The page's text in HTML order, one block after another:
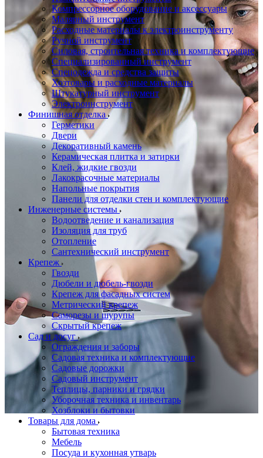
Компрессорное оборудование и аксессуары
Малярный инструмент
Расходные материалы к электроинструменту
Ручной инструмент
Силовая, строительная техника и комплектующие
Специализированный инструмент
Спецодежда и средства защиты
Хозтовары и расходные материалы
Штукатурный инструмент
Электроинструмент
Финишная отделка
Герметики
Двери
Декоративный камень
Керамическая плитка и затирки
Клей, жидкие гвозди
Лакокрасочные материалы
Напольные покрытия
Панели для отделки стен и комплектующие
Инженерные системы
Водоотведение и канализация
Изоляция для труб
Отопление
Сантехнический инструмент
Крепеж
Гвозди
Дюбели и дюбель-гвозди
Крепеж для фасадных систем
Метрический крепеж
Саморезы и шурупы
Скрытый крепеж
Сад и досуг
Ограждения и заборы
Садовая техника и комплектующие
Садовые дорожки
Садовый инструмент
Теплицы, парники и грядки
Уборочная техника и инвентарь
Хозблоки и бытовки
Товары для дома
Бытовая техника
Мебель
Посуда и кухонная утварь